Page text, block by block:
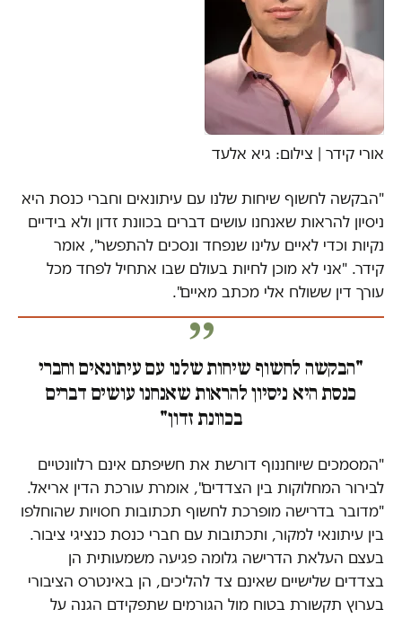
אורי קידר | צילום: גיא אלעד
"הבקשה לחשוף שיחות שלנו עם עיתונאים וחברי כנסת היא
ניסיון להראות שאנחנו עושים דברים בכוונת זדון ולא בידיים
נקיות וכדי לאיים עלינו שנפחד ונסכים להתפשר", אומר
קידר. "אני לא מוכן לחיות בעולם שבו אתחיל לפחד מכל
עורך דין ששולח אלי מכתב מאיים".
"הבקשה לחשוף שיחות שלנו עם עיתונאים וחברי
כנסת היא ניסיון להראות שאנחנו עושים דברים
בכוונת זדון"
"המסמכים שיוחננוף דורשת את חשיפתם אינם רלוונטיים
לבירור המחלוקות בין הצדדים", אומרת עורכת הדין אריאל.
"מדובר בדרישה מופרכת לחשוף תכתובות חסויות שהוחלפו
בין עיתונאי למקור, ותכתובות עם חברי כנסת כנציגי ציבור.
בעצם העלאת הדרישה גלומה פגיעה משמעותית הן
בצדדים שלישיים שאינם צד להליכים, הן באינטרס הציבורי
בערוץ תקשורת בטוח מול הגורמים שתפקידם הגנה על